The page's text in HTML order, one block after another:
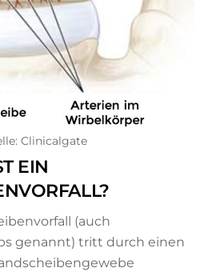
Clinicalgate
EIN
(auch
genannt) tritt durch einen